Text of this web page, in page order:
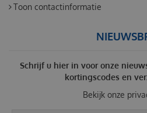
Toon contactinformatie
Schrijf u hier in voor onze
kortingscodes en
Bekijk onze